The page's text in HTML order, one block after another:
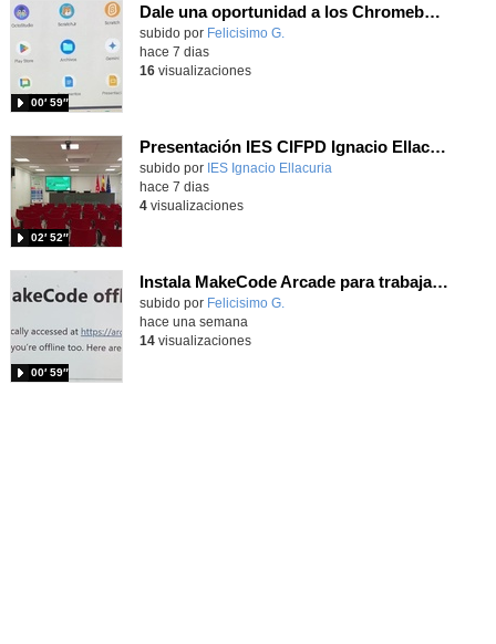
Dale una oportunidad a los Chromebooks y utiliza un proyector para realizar talleres si no tienes pantallas táctiles
Contenido educativo.
subido por Felicisimo G.
00′ 59″
hace 7 dias
16visualizaciones
Presentación IES CIFPD Ignacio Ellacuría
Contenido educativo.
subido por IES Ignacio Ellacuria
02′ 52″
hace 7 dias
4visualizaciones
Instala MakeCode Arcade para trabajar offline en tu tablet, ordenador, Chromebook
Contenido educativo.
subido por Felicisimo G.
00′ 59″
hace una semana
14visualizaciones